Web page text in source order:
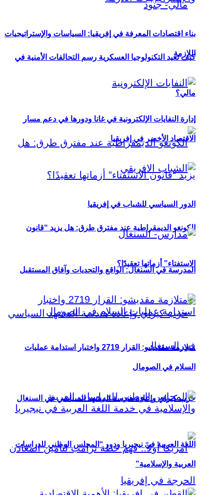
كيف تعيد التكنولوجيا العسكرية رسم التحالفات الأمنية في
مالي؟
الكونغو الديمقراطية عند مفترق طرق: هل يزيد “قانون
الاستفتاء” أزماتها تعقيدًا؟
حزب كيراي وإعادة هندسة المشهد السياسي في السنغال
بناء اقتصادات المعرفة في إفريقيا: السياسات والإستراتيجيات
اللازمة
إدارة النفايات الإلكترونية في غانا ودورها في دعم مسار
الاقتصاد الأخضر في إفريقيا
الدور السياسي للشباب في إفريقيا
المدرسة في السنغال: الواقع والتحديات وآفاق المستقبل
متلازمة مقديشو: القرار 2719 واختبار استدامة عمليات
السلام في الصومال
اللغة العربية في نيجيريا ودور “المجلس الوطني للدراسات
العربية والإسلامية”